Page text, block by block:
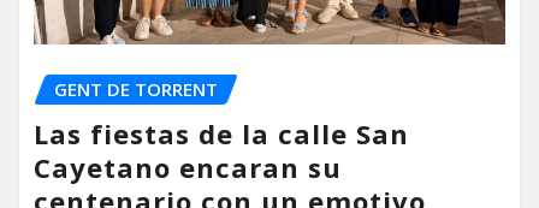
GENT DE TORRENT
Las fiestas de la calle San
Cayetano encaran su
centenario con un emotivo